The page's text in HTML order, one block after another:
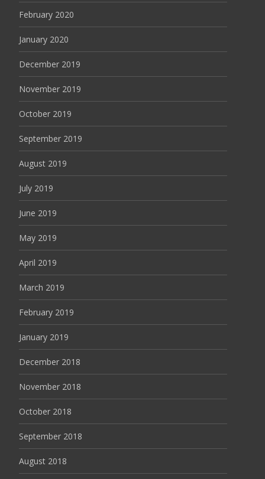
February 2020
January 2020
December 2019
November 2019
October 2019
September 2019
August 2019
July 2019
June 2019
May 2019
April 2019
March 2019
February 2019
January 2019
December 2018
November 2018
October 2018
September 2018
August 2018